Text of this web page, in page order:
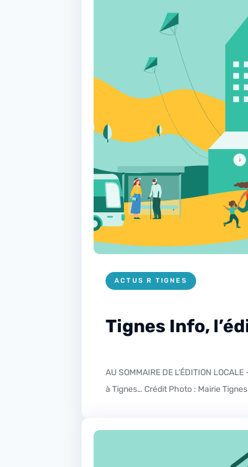
ACTUS R TIGNES
Tignes Info,
AU SOMMAIRE DE L’ÉDITION LOCALE – Ce lundi dans l’édition locale gros plan sur le recensement de la population qui se poursuit jusqu’au 17 février prochain
à Tignes… Crédit Photo : Mairie